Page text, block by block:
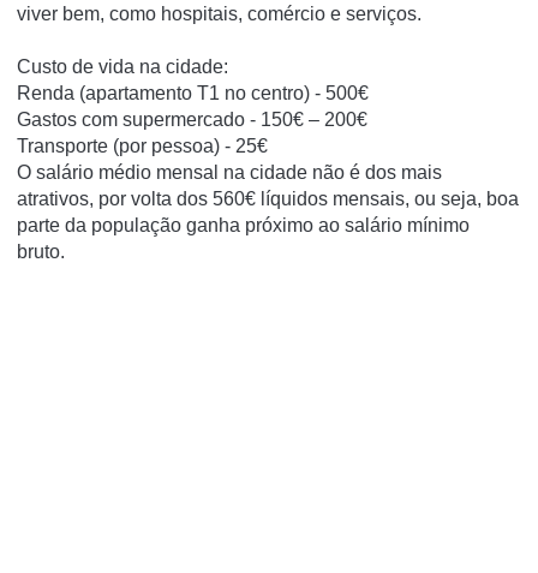
viver bem, como hospitais, comércio e serviços.
Custo de vida na cidade:
Renda (apartamento T1 no centro) - 500€
Gastos com supermercado - 150€ – 200€
Transporte (por pessoa) - 25€
O salário médio mensal na cidade não é dos mais
atrativos, por volta dos 560€ líquidos mensais, ou seja, boa
parte da população ganha próximo ao salário mínimo
bruto.